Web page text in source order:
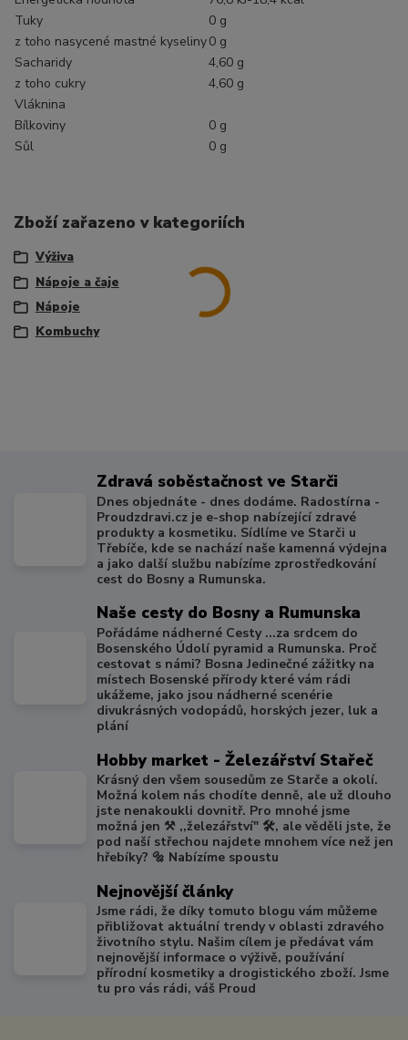
Tuky
0 g
z toho nasycené mastné kyseliny0 g
Sacharidy
4,60 g
z toho cukry
4,60 g
Vláknina
Bílkoviny
0 g
Sůl
0 g
Zboží zařazeno v kategoriích
Výživa
Nápoje a čaje
Nápoje
Kombuchy
Zdravá soběstačnost ve Starči
Dnes objednáte - dnes dodáme. Radostírna -
Proudzdravi.cz je e-shop nabízející zdravé
produkty a kosmetiku. Sídlíme ve Starči u
Třebíče, kde se nachází naše kamenná výdejna
a jako další službu nabízíme zprostředkování
cest do Bosny a Rumunska.
Naše cesty do Bosny a Rumunska
Pořádáme nádherné Cesty ...za srdcem do
Bosenského Údolí pyramid a Rumunska. Proč
cestovat s námi? Bosna Jedinečné zážitky na
místech Bosenské přírody které vám rádi
ukážeme, jako jsou nádherné scenérie
divukrásných vodopádů, horských jezer, luk a
plání
Hobby market - Železářství Stařeč
Krásný den všem sousedům ze Starče a okolí.
Možná kolem nás chodíte denně, ale už dlouho
jste nenakoukli dovnitř. Pro mnohé jsme
možná jen ⚒️ ,,železářství" 🛠️, ale věděli jste, že
pod naší střechou najdete mnohem více než jen
hřebíky? 🔩 Nabízíme spoustu
Nejnovější články
Jsme rádi, že díky tomuto blogu vám můžeme
přibližovat aktuální trendy v oblasti zdravého
životního stylu. Našim cílem je předávat vám
nejnovější informace o výživě, používání
přírodní kosmetiky a drogistického zboží. Jsme
tu pro vás rádi, váš Proud